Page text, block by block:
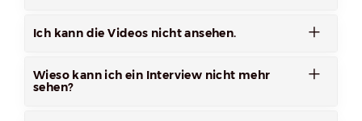
Ich kann die Videos nicht ansehen.
Wieso kann ich ein Interview nicht mehr
sehen?